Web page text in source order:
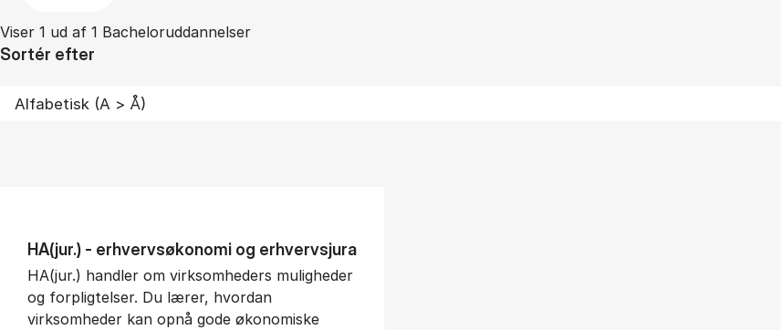
Viser 1 ud af 1 Bacheloruddannelser
Sortér efter
HA(jur.) - erhvervs­økonomi og erhvervs­jura
HA(jur.) handler om virksomheders muligheder
og forpligtelser. Du lærer, hvordan
virksomheder kan opnå gode økonomiske